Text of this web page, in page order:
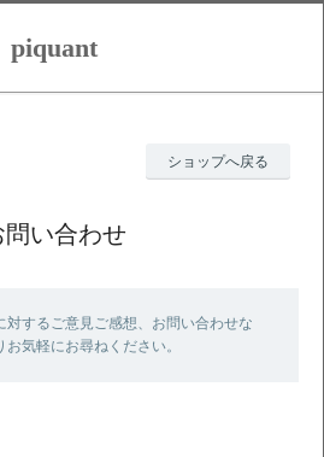
piquant
ショップへ戻る
問い合わせ
対するご意見ご感想、お問い合わせな
気軽にお尋ねください。